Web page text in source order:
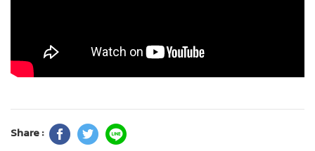
Share :